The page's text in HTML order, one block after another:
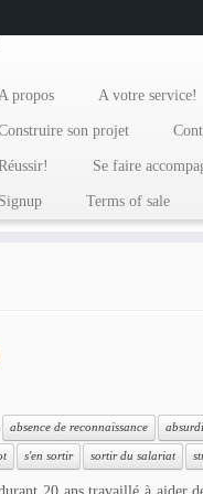
propos A votre service!
son projet
Se faire
Signup Terms of sale
absence de reconnaissance
s'en sortir sortir du salariat